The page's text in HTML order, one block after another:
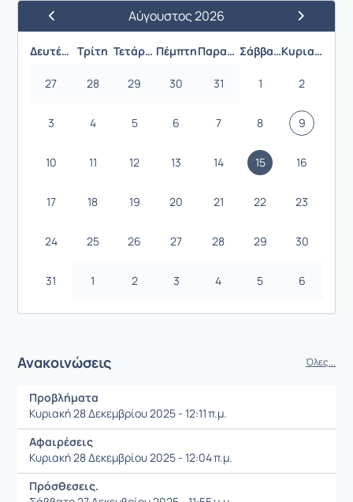
Προηγούμενος ΜήναςΑύγουστος 2026
Επόμενος
Δευτέρα Τρίτη Τετάρτη Πέμπτη Παρασκευή Σάββατο Κυριακή
27 28 29 30 31 1 2
3 4 5 6 7 8 9
10 11 12 13 14 15 16
17 18 19 20 21 22 23
24 25 26 27 28 29 30
31 1 2 3 4 5 6
Ανακοινώσεις Όλες...
Προβλήματα
Κυριακή 28 Δεκεμβρίου 2025 - 12:11 π.μ.
Αφαιρέσεις
Κυριακή 28 Δεκεμβρίου 2025 - 12:04 π.μ.
Πρόσθεσεις.